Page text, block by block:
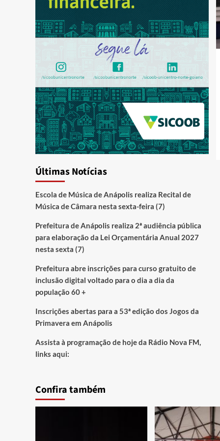
Últimas Notícias
Escola de Música de Anápolis realiza Recital de
Música de Câmara nesta sexta-feira (7)
Prefeitura de Anápolis realiza 2ª audiência pública
para elaboração da Lei Orçamentária Anual 2027
nesta sexta (7)
Prefeitura abre inscrições para curso gratuito de
inclusão digital voltado para o dia a dia da
população 60 +
Inscrições abertas para a 53ª edição dos Jogos da
Primavera em Anápolis
Assista à programação de hoje da Rádio Nova FM,
links aqui:
Confira também